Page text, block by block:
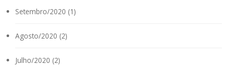
Setembro/2020 (1)
Agosto/2020 (2)
Julho/2020 (2)